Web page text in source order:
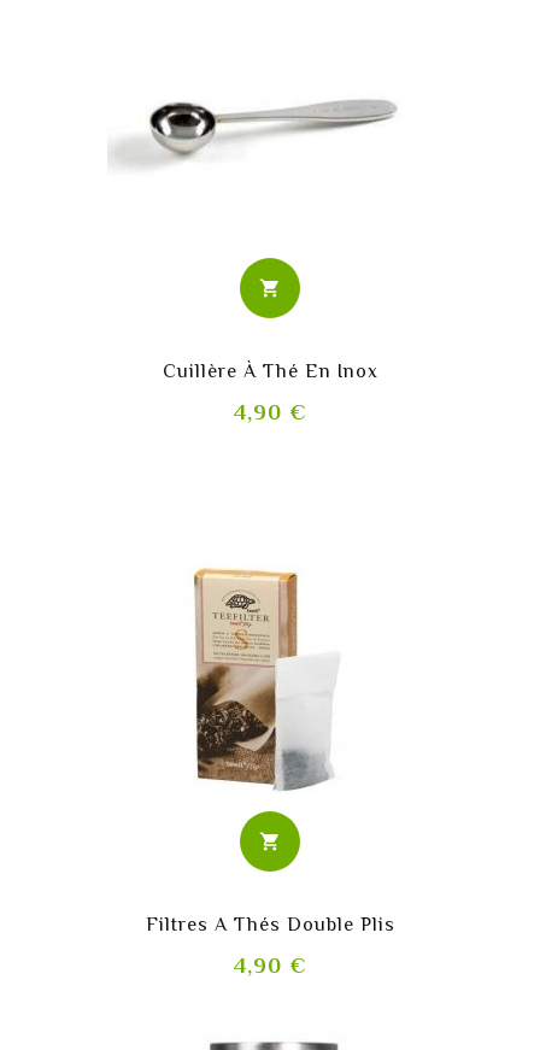
shopping_cart
Cuillère À Thé En Inox
4,90 €
shopping_cart
Filtres A Thés Double Plis
4,90 €